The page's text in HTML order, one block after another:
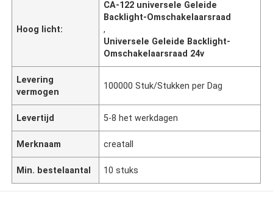
Hoog licht:
CA-122 universele Geleide
Backlight-Omschakelaarsraad
,
Universele Geleide Backlight-
Omschakelaarsraad 24v
Levering
vermogen
100000 Stuk/Stukken per Dag
Levertijd 5-8 het werkdagen
Merknaam creatall
Min. bestelaantal 10 stuks